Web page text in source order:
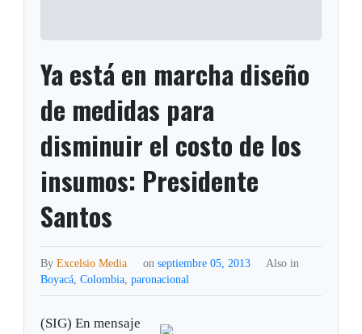
Ya está en marcha diseño
de medidas para
disminuir el costo de los
insumos: Presidente
Santos
ByExcelsio Media on septiembre 05, 2013
Also in
Boyacá,Colombia,paronacional
(SIG) En mensaje